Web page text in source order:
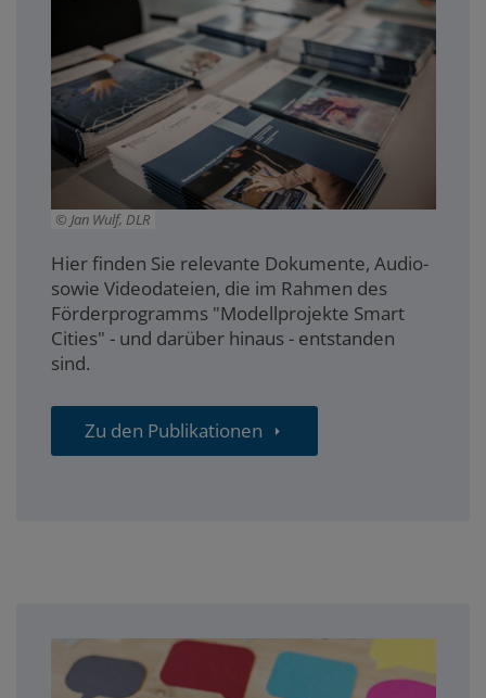
Jan Wulf, DLR
Hier finden Sie relevante Dokumente, Audio-
sowie Videodateien, die im Rahmen des
Förderprogramms "Modellprojekte Smart
Cities" - und darüber hinaus - entstanden
sind.
Zu den Publikationen